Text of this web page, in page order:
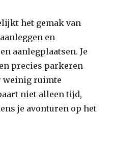
het gemak van
en
aanlegplaatsen. Je
precies parkeren
weinig ruimte
niet alleen tijd,
je avonturen op het